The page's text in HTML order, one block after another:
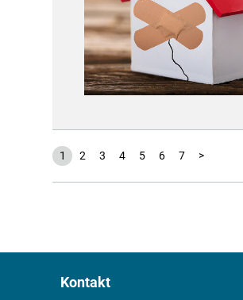
1 2 3 4 5 6 7 >
Kontakt